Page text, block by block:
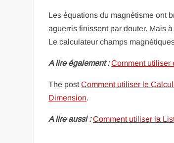
Les équations du magnétisme ont
aguerris finissent par douter. Mais
Le calculateur champs
A lire également : Comment utiliser
The postComment utiliser le
Dimension.
A lire aussi : Comment utiliser la